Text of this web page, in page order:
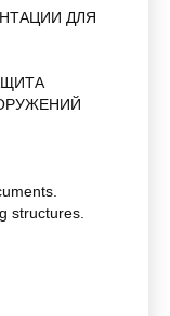
ДЛЯ
structures.